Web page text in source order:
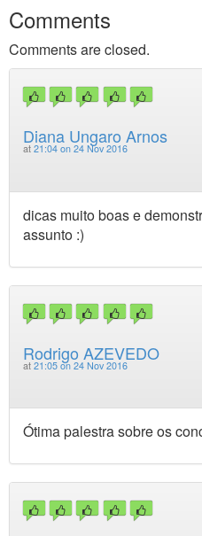
Comments
Comments are closed.
Diana Ungaro Arnos
at 21:04 on 24 Nov 2016
dicas muito boas e
assunto :)
Rodrigo AZEVEDO
at 21:05 on 24 Nov 2016
Ótima palestra sobre os